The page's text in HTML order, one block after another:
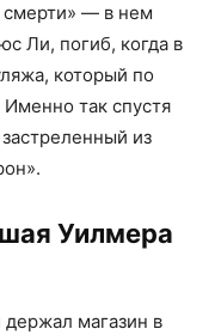
— в нем
Ли, погиб, когда в
который по
так спустя
из
Уилмера
магазин в